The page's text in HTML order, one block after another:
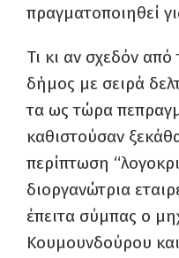
πραγματοποιηθεί
Τι κι αν σχεδόν
δήμος με σειρά
τα ως τώρα
καθιστούσαν
περίπτωση
διοργανώτρια
έπειτα σύμπας ο
Κουμουνδούρου